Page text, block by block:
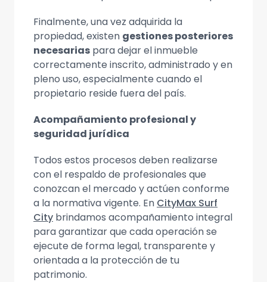
Finalmente, una vez adquirida la
propiedad, existen gestiones posteriores
necesarias para dejar el inmueble
correctamente inscrito, administrado y en
pleno uso, especialmente cuando el
propietario reside fuera del país.
Acompañamiento profesional y
seguridad jurídica
Todos estos procesos deben realizarse
con el respaldo de profesionales que
conozcan el mercado y actúen conforme
a la normativa vigente. En CityMax Surf
City brindamos acompañamiento integral
para garantizar que cada operación se
ejecute de forma legal, transparente y
orientada a la protección de tu
patrimonio.